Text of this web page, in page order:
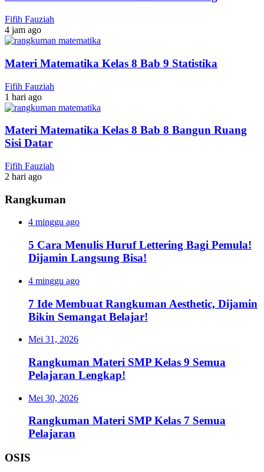
Fifih Fauziah
4 jam ago
Materi Matematika Kelas 8 Bab 9 Statistika
Fifih Fauziah
1 hari ago
Materi Matematika Kelas 8 Bab 8 Bangun Ruang
Sisi Datar
Fifih Fauziah
2 hari ago
Rangkuman
4 minggu ago
5 Cara Menulis Huruf Lettering Bagi Pemula!
Dijamin Langsung Bisa!
4 minggu ago
7 Ide Membuat Rangkuman Aesthetic, Dijamin
Bikin Semangat Belajar!
Mei 31, 2026
Rangkuman Materi SMP Kelas 9 Semua
Pelajaran Lengkap!
Mei 30, 2026
Rangkuman Materi SMP Kelas 7 Semua
Pelajaran
OSIS